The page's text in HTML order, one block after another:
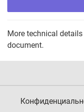
More technical
document.